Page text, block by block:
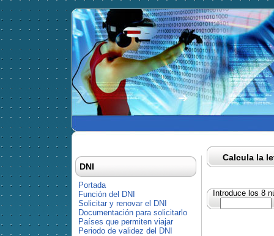
Calcula la
Introduce los 8
DNI
Portada
Función del DNI
Solicitar y renovar el DNI
Documentación para solicitarlo
Países que permiten viajar
Periodo de validez del DNI